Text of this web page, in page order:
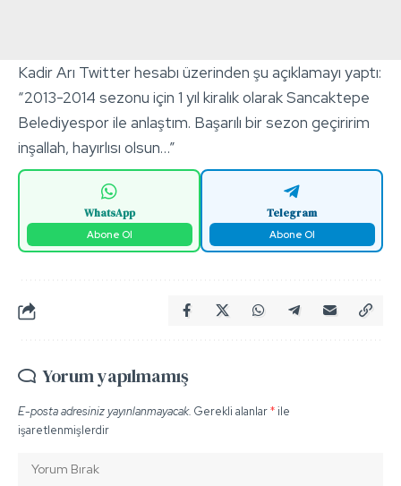
Kadir Arı Twitter hesabı üzerinden şu açıklamayı yaptı:
“2013-2014 sezonu için 1 yıl kiralık olarak Sancaktepe
Belediyespor ile anlaştım. Başarılı bir sezon geçiririm
inşallah, hayırlısı olsun…”
WhatsApp
Abone Ol
Telegram
Abone Ol
Yorum yapılmamış
E-posta adresiniz yayınlanmayacak. Gerekli alanlar*ile
işaretlenmişlerdir